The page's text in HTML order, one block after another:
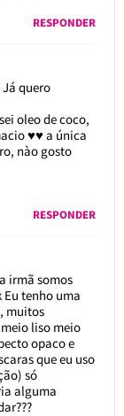
RESPONDER
quero
oleo de coco,
♥♥ a única
nào gosto
RESPONDER
irmã somos
Eu tenho uma
muitos
liso meio
opaco e
que eu uso
só
alguma